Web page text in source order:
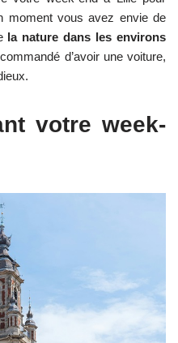
moment vous avez envie de
la nature dans les environs
d’avoir une voiture,
votre week-